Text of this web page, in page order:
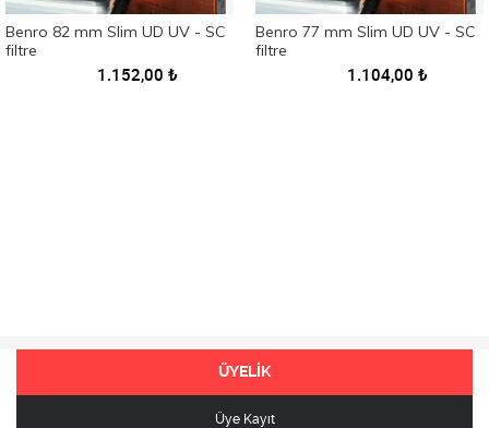
Benro 82 mm Slim UD UV - SC
filtre
1.152,00 ₺
Benro 77 mm Slim UD UV - SC
filtre
1.104,00 ₺
ÜYELİK
Üye Kayıt